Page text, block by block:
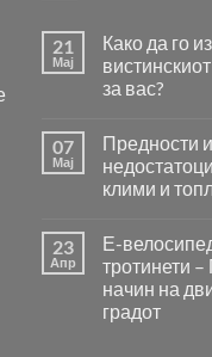
21
Мај
Како да го
за вас?
за
Како
да
го
клима
уред
за
вас?
07
Мај
Предности и
клими и
за
и
недостатоци
на
inverter
23
Апр
Е-
тротинети
начин на
градот